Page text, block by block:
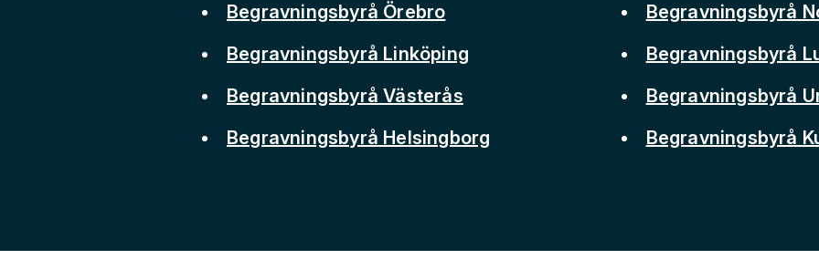
Begravningsbyrå Örebro
Begravningsbyrå Linköping
Begravningsbyrå Västerås
Begravningsbyrå Helsingborg
Begravningsbyrå
Begravningsbyrå
Begravningsbyrå
Begravningsbyrå